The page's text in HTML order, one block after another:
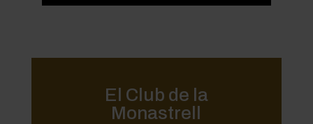
El Club de la
Monastrell